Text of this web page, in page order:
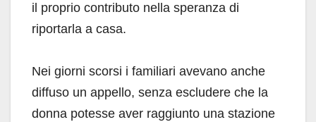
il proprio contributo nella speranza di
riportarla a casa.
Nei giorni scorsi i familiari avevano anche
diffuso un appello, senza escludere che la
donna potesse aver raggiunto una stazione